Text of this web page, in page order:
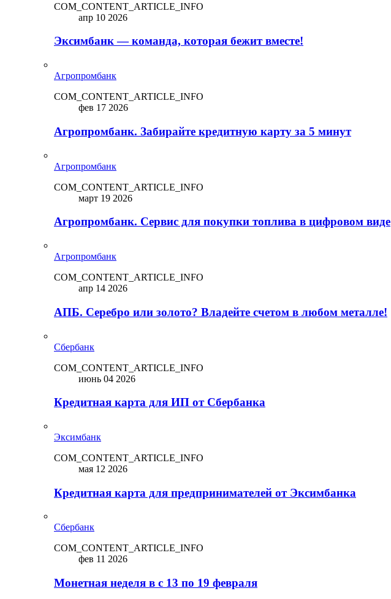
COM_CONTENT_ARTICLE_INFO
апр 10 2026
Эксимбанк — команда, которая бежит вместе!
Агропромбанк
COM_CONTENT_ARTICLE_INFO
фев 17 2026
Агропромбанк. Забирайте кредитную карту за 5 минут
Агропромбанк
COM_CONTENT_ARTICLE_INFO
март 19 2026
Агропромбанк. Сервис для покупки топлива в цифровом виде
Агропромбанк
COM_CONTENT_ARTICLE_INFO
апр 14 2026
АПБ. Серебро или золото? Владейте счетом в любом металле!
Сбербанк
COM_CONTENT_ARTICLE_INFO
июнь 04 2026
Кредитная карта для ИП от Сбербанка
Эксимбанк
COM_CONTENT_ARTICLE_INFO
мая 12 2026
Кредитная карта для предпринимателей от Эксимбанка
Сбербанк
COM_CONTENT_ARTICLE_INFO
фев 11 2026
Монетная неделя в с 13 по 19 февраля